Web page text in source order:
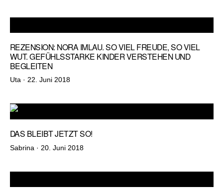
REZENSION: NORA IMLAU. SO VIEL FREUDE, SO VIEL
WUT. GEFÜHLSSTARKE KINDER VERSTEHEN UND
BEGLEITEN
Uta · Veröffentlicht
22. Juni 2018
DAS BLEIBT JETZT SO!
Sabrina · Veröffentlicht
20. Juni 2018